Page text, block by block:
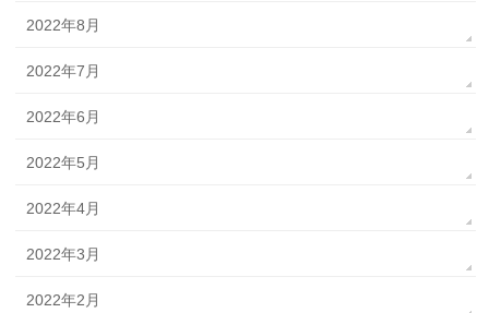
2022年8月
2022年7月
2022年6月
2022年5月
2022年4月
2022年3月
2022年2月